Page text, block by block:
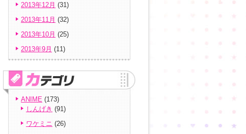
2013年12月 (31)
2013年11月 (32)
2013年10月 (25)
2013年9月 (11)
ANIME (173)
しんげき (91)
ワケミニ (26)